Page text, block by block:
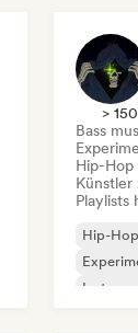
>
Bass
Hip-Hop
Künstler
Playlists
Hip-Hop